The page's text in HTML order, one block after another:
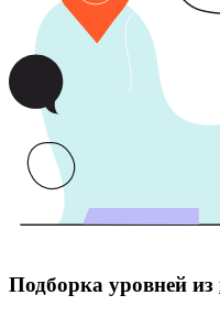
Подборка уровней из